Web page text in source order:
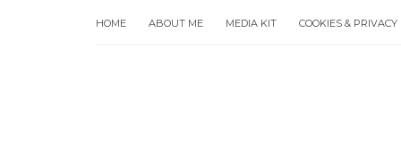
HOME ABOUT ME MEDIA KIT COOKIES & PRIVACY